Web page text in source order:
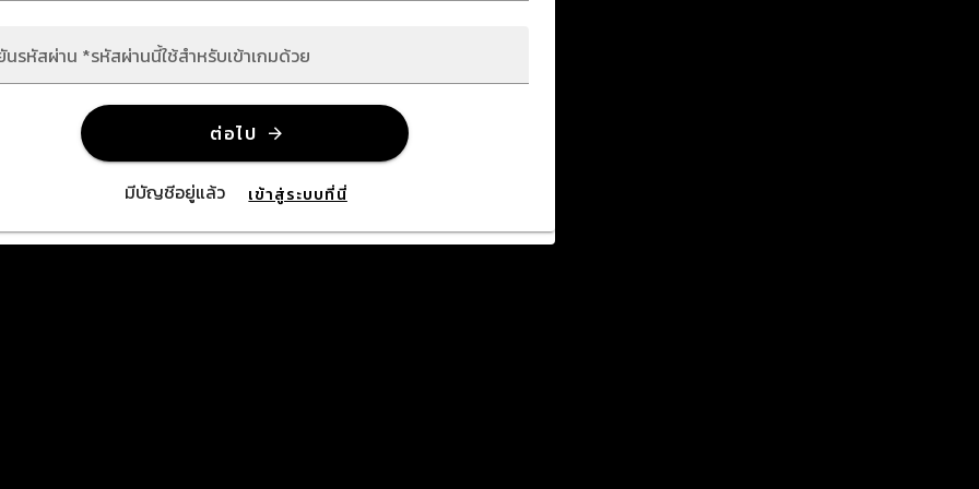
รหัสผ่าน *รหัสผ่านนี้ใช้สำหรับเข้าเกมด้วย
ต่อไป
มีบัญชีอยู่แล้ว เข้าสู่ระบบที่นี่